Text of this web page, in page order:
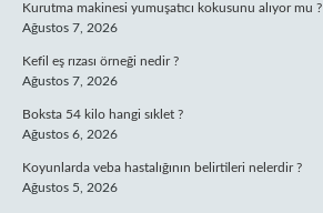
Kurutma makinesi yumuşatıcı kokusunu alıyor mu ?
Ağustos 7, 2026
Kefil eş rızası örneği nedir ?
Ağustos 7, 2026
Boksta 54 kilo hangi sıklet ?
Ağustos 6, 2026
Koyunlarda veba hastalığının belirtileri nelerdir ?
Ağustos 5, 2026